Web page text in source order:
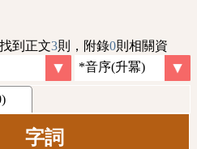
到正文3則，附錄0則相關資
字詞